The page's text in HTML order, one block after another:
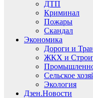
ДТП
Криминал
Пожары
Скандал
Экономика
Дороги и
ЖКХ и
Сельское
Экология
Дзен.Новости